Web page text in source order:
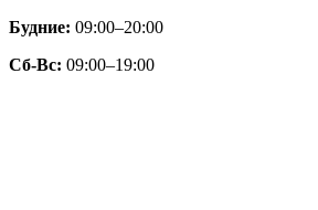
Будние: 09:00–20:00
Сб-Вс: 09:00–19:00